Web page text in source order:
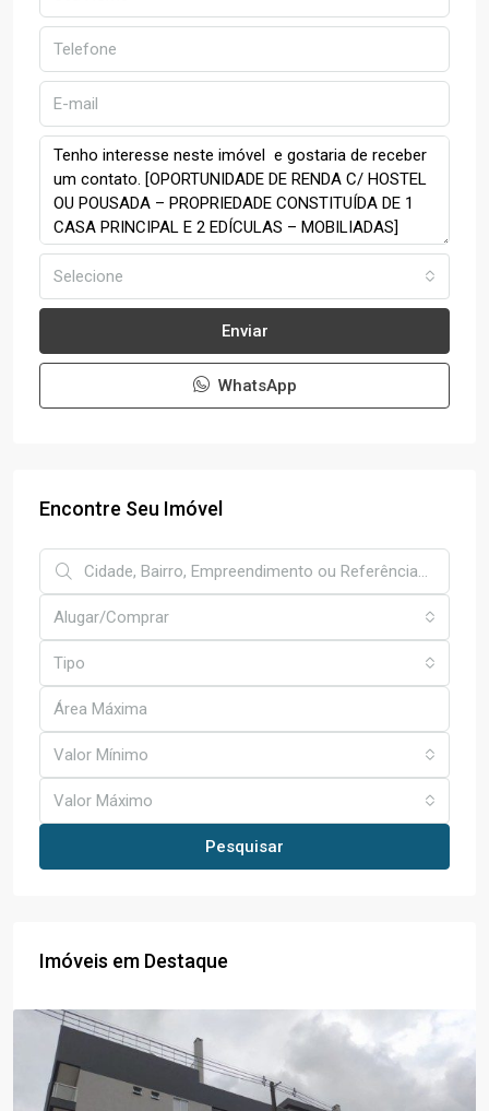
Selecione
Enviar
WhatsApp
Encontre Seu Imóvel
Alugar/Comprar
Tipo
Valor Mínimo
Valor Máximo
Pesquisar
Imóveis em Destaque